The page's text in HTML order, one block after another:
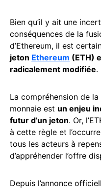
Bien qu’il y ait une
conséquences de la
d’Ethereum, il est
jeton Ethereum (ETH)
radicalement modifiée.
La compréhension de la
monnaie est un enjeu
futur d’un jeton. Or,
à cette règle et
tous les acteurs à
d’appréhender l’offre
Depuis l’annonce